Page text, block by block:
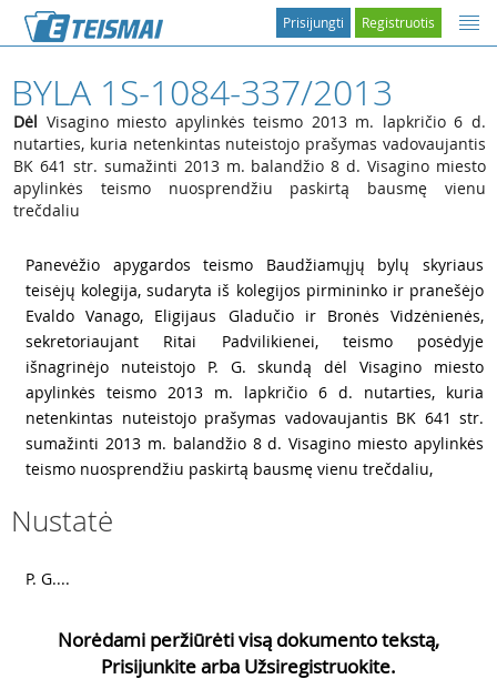
Registruotis
Prisijungti
BYLA 1S-1084-337/2013
Dėl Visagino miesto apylinkės teismo 2013 m. lapkričio 6 d.
nutarties, kuria netenkintas nuteistojo prašymas vadovaujantis
BK 641 str. sumažinti 2013 m. balandžio 8 d. Visagino miesto
apylinkės teismo nuosprendžiu paskirtą bausmę vienu
trečdaliu
Panevėžio apygardos teismo Baudžiamųjų bylų skyriaus
teisėjų kolegija, sudaryta iš kolegijos pirmininko ir pranešėjo
Evaldo Vanago, Eligijaus Gladučio ir Bronės Vidzėnienės,
sekretoriaujant Ritai Padvilikienei, teismo posėdyje
išnagrinėjo nuteistojo P. G. skundą dėl Visagino miesto
apylinkės teismo 2013 m. lapkričio 6 d. nutarties, kuria
netenkintas nuteistojo prašymas vadovaujantis BK 641 str.
sumažinti 2013 m. balandžio 8 d. Visagino miesto apylinkės
teismo nuosprendžiu paskirtą bausmę vienu trečdaliu,
Nustatė
P. G....
Norėdami peržiūrėti visą dokumento tekstą,
Prisijunkite arba Užsiregistruokite.